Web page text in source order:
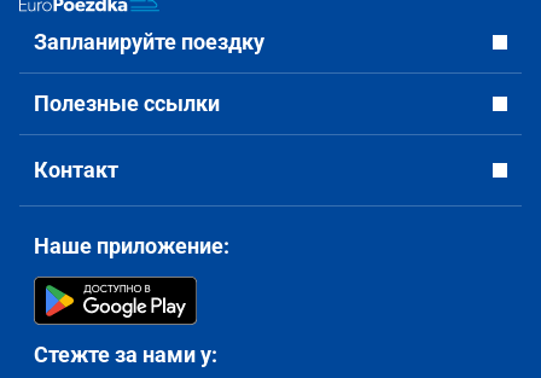
Запланируйте поездку
Полезные ссылки
Контакт
Наше приложение:
Стежте за нами у: